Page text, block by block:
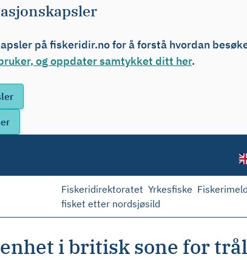
på fiskeridir.no for å forstå hvordan
og oppdater samtykket ditt her.
Fiskeridirektoratet Yrkesfiske
fisket etter nordsjøsild
i britisk sone for